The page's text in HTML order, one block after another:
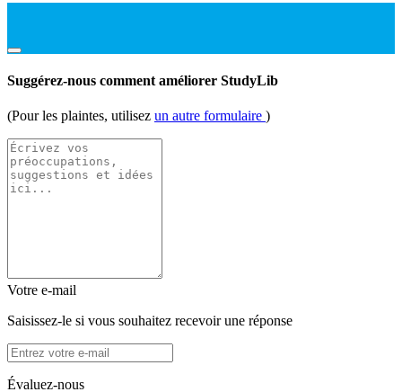
Suggérez-nous comment améliorer StudyLib
(Pour les plaintes, utilisez un autre formulaire )
Votre e-mail
Saisissez-le si vous souhaitez recevoir une réponse
Évaluez-nous